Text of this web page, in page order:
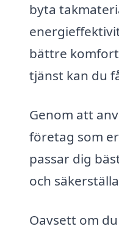
byta
bättre
tjänst kan du
Genom att
företag som
passar dig
och
Oavsett om